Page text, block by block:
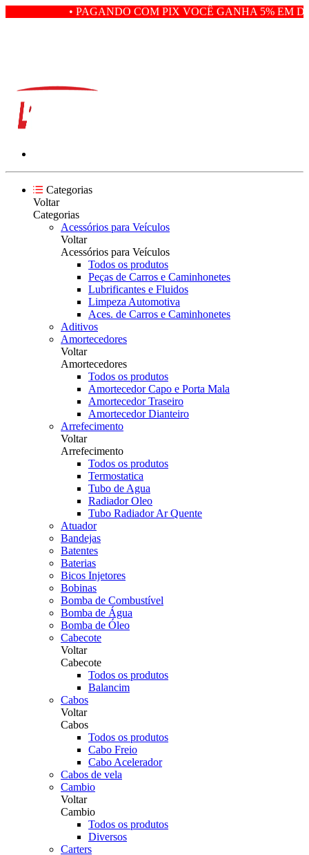
• PAGANDO COM PIX VOCÊ GANHA 5% EM
Categorias
Voltar
Categorias
Acessórios para Veículos
Voltar
Acessórios para Veículos
Todos os produtos
Peças de Carros e Caminhonetes
Lubrificantes e Fluidos
Limpeza Automotiva
Aces. de Carros e Caminhonetes
Aditivos
Amortecedores
Voltar
Amortecedores
Todos os produtos
Amortecedor Capo e Porta Mala
Amortecedor Traseiro
Amortecedor Dianteiro
Arrefecimento
Voltar
Arrefecimento
Todos os produtos
Termostatica
Tubo de Agua
Radiador Oleo
Tubo Radiador Ar Quente
Atuador
Bandejas
Batentes
Baterias
Bicos Injetores
Bobinas
Bomba de Combustível
Bomba de Água
Bomba de Óleo
Cabecote
Voltar
Cabecote
Todos os produtos
Balancim
Cabos
Voltar
Cabos
Todos os produtos
Cabo Freio
Cabo Acelerador
Cabos de vela
Cambio
Voltar
Cambio
Todos os produtos
Diversos
Carters